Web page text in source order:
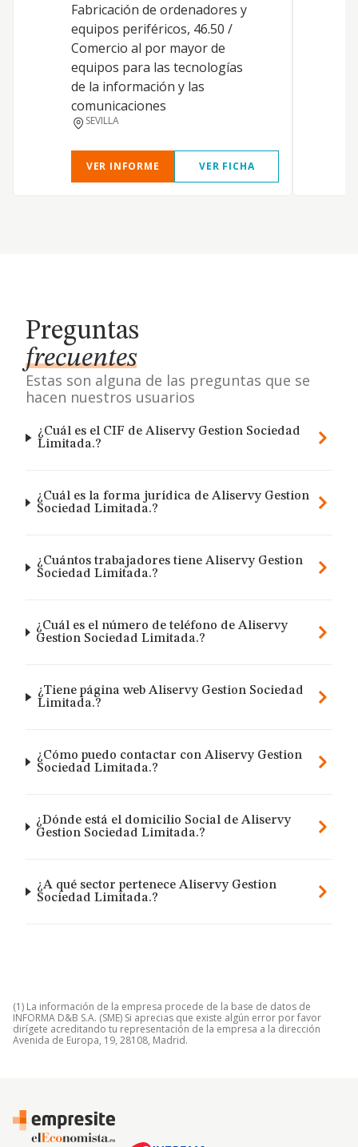
Fabricación de ordenadores y
equipos periféricos, 46.50 /
Comercio al por mayor de
equipos para las tecnologías
de la información y las
comunicaciones
SEVILLA
VER INFORME VER FICHA
Preguntas
frecuentes
Estas son alguna de las preguntas que se
hacen nuestros usuarios
¿Cuál es el CIF de Aliservy Gestion Sociedad
Limitada.?
¿Cuál es la forma jurídica de Aliservy Gestion
Sociedad Limitada.?
¿Cuántos trabajadores tiene Aliservy Gestion
Sociedad Limitada.?
¿Cuál es el número de teléfono de Aliservy
Gestion Sociedad Limitada.?
¿Tiene página web Aliservy Gestion Sociedad
Limitada.?
¿Cómo puedo contactar con Aliservy Gestion
Sociedad Limitada.?
¿Dónde está el domicilio Social de Aliservy
Gestion Sociedad Limitada.?
¿A qué sector pertenece Aliservy Gestion
Sociedad Limitada.?
(1) La información de la empresa procede de la base de datos de
INFORMA D&B S.A. (SME) Si aprecias que existe algún error por favor
dirígete acreditando tu representación de la empresa a la dirección
Avenida de Europa, 19, 28108, Madrid.